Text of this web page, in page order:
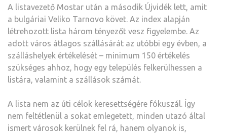
A listavezető Mostar után a második Újvidék lett, amit
a bulgáriai Veliko Tarnovo követ. Az index alapján
létrehozott lista három tényezőt vesz figyelembe. Az
adott város átlagos szállásárát az utóbbi egy évben, a
szálláshelyek értékelését – minimum 150 értékelés
szükséges ahhoz, hogy egy település felkerülhessen a
listára, valamint a szállások számát.
A lista nem az úti célok keresettségére fókuszál. Így
nem feltétlenül a sokat emlegetett, minden utazó által
ismert városok kerülnek fel rá, hanem olyanok is,